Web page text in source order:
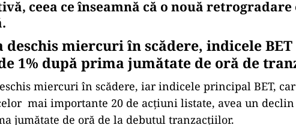
ceea ce înseamnă că o nouă retrogradare
deschis miercuri în scădere, indicele
1% după prima jumătate de oră de
miercuri în scădere, iar indicele principal BET,
mai importante 20 de acţiuni listate, avea un declin
jumătate de oră de la debutul tranzacţiilor.